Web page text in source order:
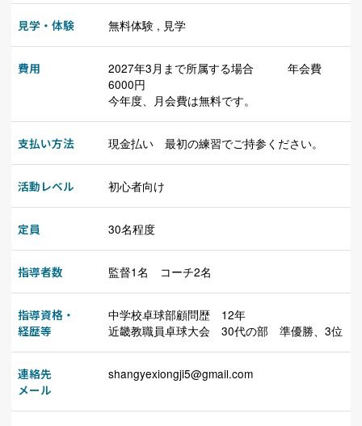
見学・体験 無料体験 , 見学
費用
2027年3月まで所属する場合 年会費
6000円
今年度、月会費は無料です。
支払い方法 現金払い 最初の練習でご持参ください。
活動レベル 初心者向け
定員 30名程度
指導者数 監督1名 コーチ2名
指導資格・
経歴等
中学校卓球部顧問歴 12年
近畿教職員卓球大会 30代の部 準優勝、3位
連絡先
メール
shangyexiongji5@gmail.com